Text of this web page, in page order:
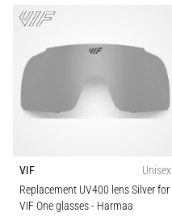
polvi:
syyt,
hoito
ja
ennaltaehkäisy
Juoksijan
iliotibiaalisen
jänteen
oireyhtymä
VIF
Unisex
Replacement UV400 lens Silver for
VIF One glasses- Harmaa